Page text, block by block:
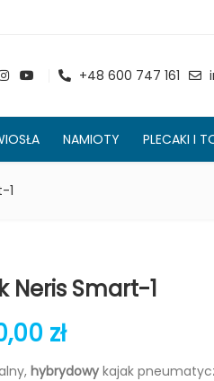
+48 600 747 161
NAMIOTY PLECAKI I
1
Neris Smart-1
zł
hybrydowy kajak